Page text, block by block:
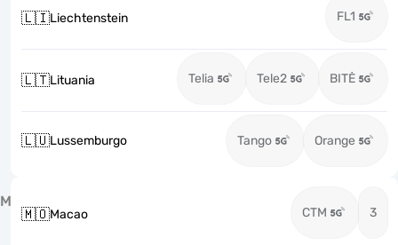
🇱🇮Liechtenstein FL1
🇱🇹Lituania Telia Tele2 BITĖ
🇱🇺Lussemburgo Tango Orange
M
🇲🇴Macao CTM 3